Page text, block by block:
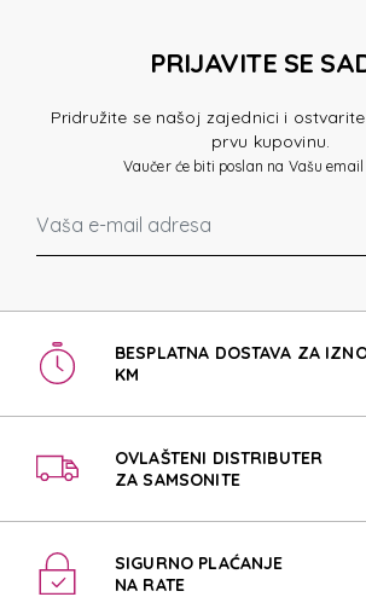
PRIJAVITE SE
Pridružite se našoj zajednici i
prvu kupovinu.
Vaučer će biti poslan na Vašu email
BESPLATNA DOSTAVA ZA
KM
OVLAŠTENI DISTRIBUTER
ZA SAMSONITE
SIGURNO PLAĆANJE
NA RATE